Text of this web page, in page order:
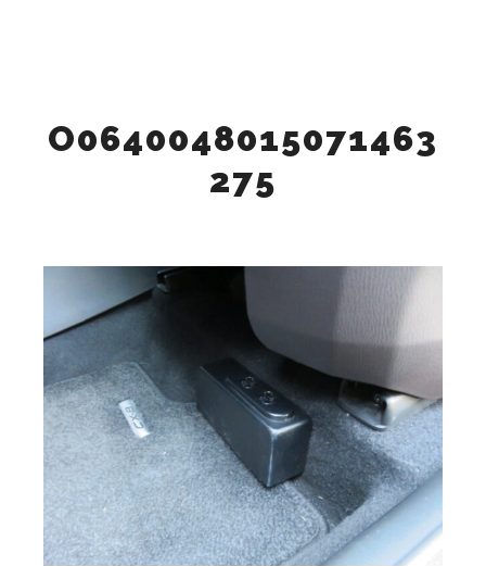
O0640048015071463
275